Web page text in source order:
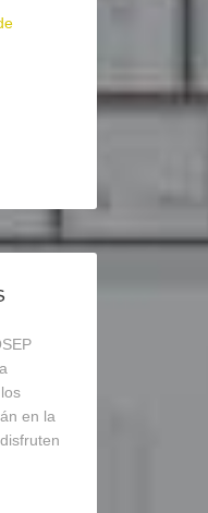
los
en la